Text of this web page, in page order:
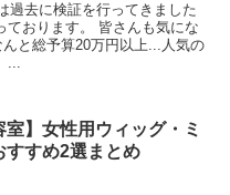
過去に検証を行ってきました
ております。 皆さんも気にな
と総予算20万円以上...人気の
...
室】女性用ウィッグ・ミ
すすめ2選まとめ